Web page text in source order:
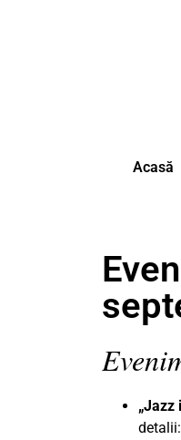
Acasă
„Jazz
detalii: